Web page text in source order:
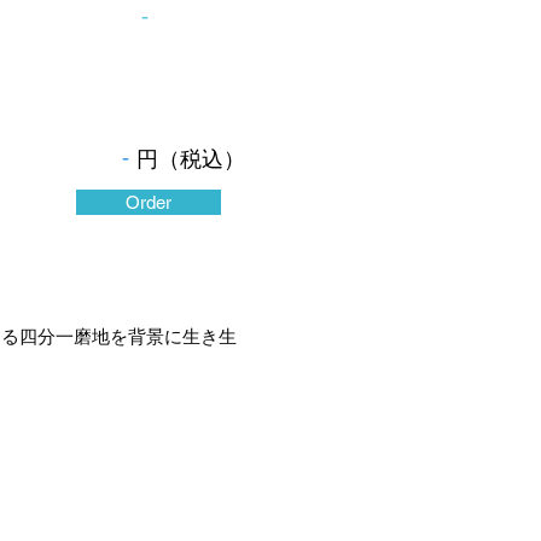
-
- 円（税込）
Order
四分一磨地を背景に生き生